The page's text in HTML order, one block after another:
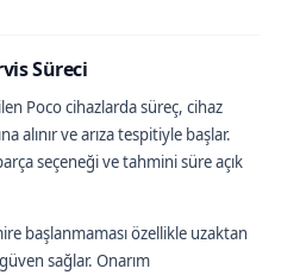
Süreci
Poco cihazlarda süreç, cihaz
alınır ve arıza tespitiyle başlar.
seçeneği ve tahmini süre açık
başlanmaması özellikle uzaktan
sağlar. Onarım